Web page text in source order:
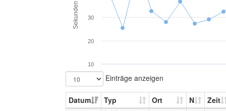
Sekunden
10
20
30
Einträge anzeigen
Datum Typ Ort N Zeit